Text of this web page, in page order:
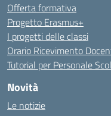
Offerta formativa
Progetto Erasmus+
I progetti delle classi
Orario Ricevimento
Tutorial per Personale
Novità
Le notizie